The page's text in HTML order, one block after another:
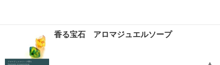
香る宝石 アロマジュエルソープ